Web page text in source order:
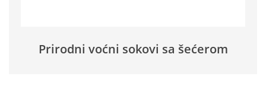
Prirodni voćni sokovi sa šećerom